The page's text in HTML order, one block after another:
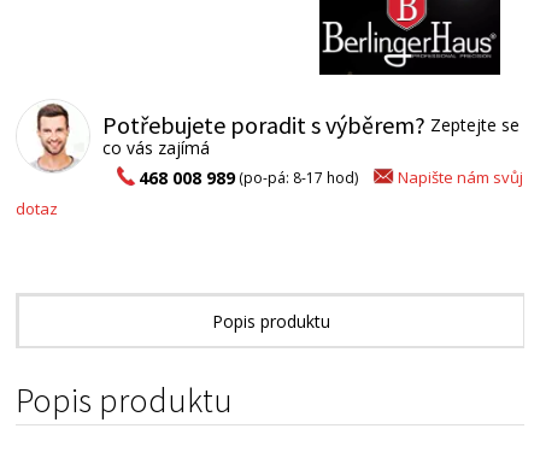
Potřebujete poradit s výběrem? Zeptejte se
co vás zajímá
468 008 989(po-pá: 8-17 hod)
Napište nám svůj
dotaz
Popis produktu
Popis produktu